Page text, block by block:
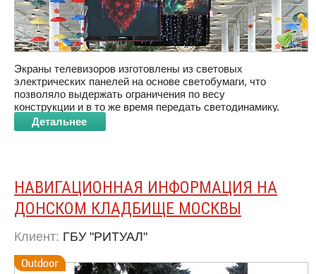
Экраны телевизоров изготовлены из световых
электрических панелей на основе светобумаги, что
позволяло выдержать ограничения по весу
конструкции и в то же время передать светодинамику.
Детальнее
НАВИГАЦИОННАЯ ИНФОРМАЦИЯ НА
ДОНСКОМ КЛАДБИЩЕ МОСКВЫ
Клиент: ГБУ "РИТУАЛ"